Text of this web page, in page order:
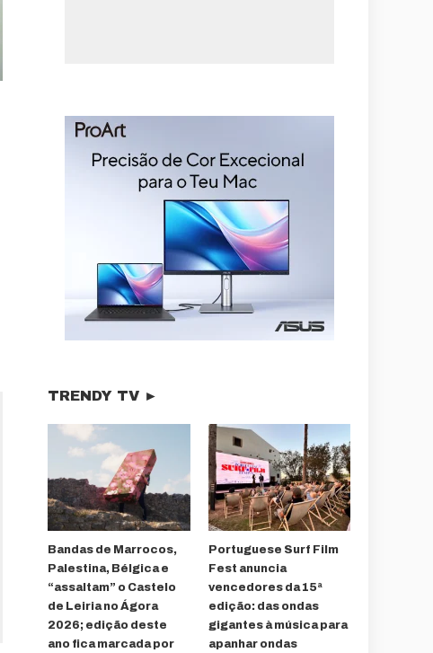
TRENDY TV ►
Bandas de Marrocos,
Palestina, Bélgica e
“assaltam” o Castelo
de Leiria no Ágora
2026; edição deste
ano fica marcada por
Portuguese Surf Film
Fest anuncia
vencedores da 15ª
edição: das ondas
gigantes à música para
apanhar ondas